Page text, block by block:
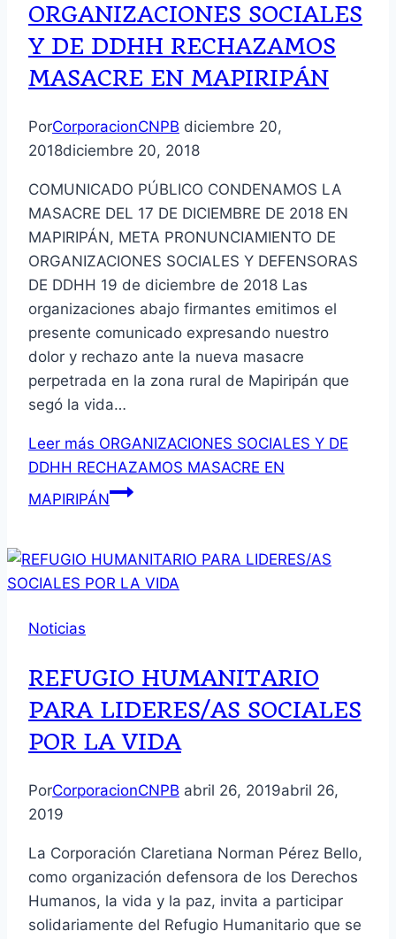
ORGANIZACIONES SOCIALES
Y DE DDHH RECHAZAMOS
MASACRE EN MAPIRIPÁN
PorCorporacionCNPB diciembre 20,
2018diciembre 20, 2018
COMUNICADO PÚBLICO CONDENAMOS LA
MASACRE DEL 17 DE DICIEMBRE DE 2018 EN
MAPIRIPÁN, META PRONUNCIAMIENTO DE
ORGANIZACIONES SOCIALES Y DEFENSORAS
DE DDHH 19 de diciembre de 2018 Las
organizaciones abajo firmantes emitimos el
presente comunicado expresando nuestro
dolor y rechazo ante la nueva masacre
perpetrada en la zona rural de Mapiripán que
segó la vida…
Leer más ORGANIZACIONES SOCIALES Y DE
DDHH RECHAZAMOS MASACRE EN
MAPIRIPÁN
Noticias
REFUGIO HUMANITARIO
PARA LIDERES/AS SOCIALES
POR LA VIDA
PorCorporacionCNPB abril 26, 2019abril 26,
2019
La Corporación Claretiana Norman Pérez Bello,
como organización defensora de los Derechos
Humanos, la vida y la paz, invita a participar
solidariamente del Refugio Humanitario que se